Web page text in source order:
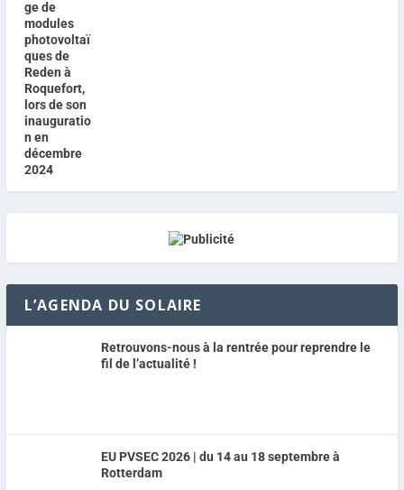
L’AGENDA DU SOLAIRE
Retrouvons-nous à la rentrée pour reprendre le
fil de l’actualité !
EU PVSEC 2026 | du 14 au 18 septembre à
Rotterdam